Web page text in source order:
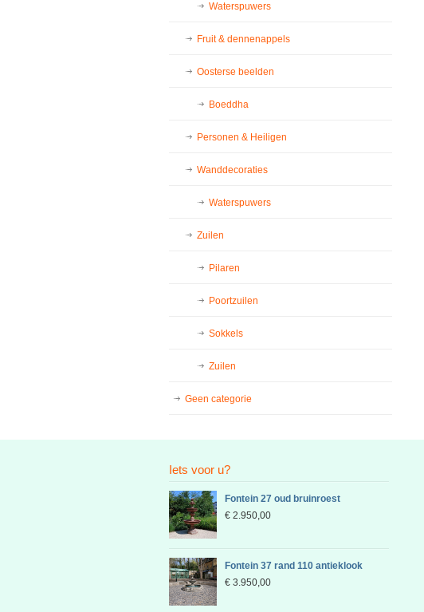
Waterspuwers
Fruit & dennenappels
Oosterse beelden
Boeddha
Personen & Heiligen
Wanddecoraties
Waterspuwers
Zuilen
Pilaren
Poortzuilen
Sokkels
Zuilen
Geen categorie
Iets voor u?
Fontein 27 oud bruinroest
€ 2.950,00
Fontein 37 rand 110 antieklook
€ 3.950,00